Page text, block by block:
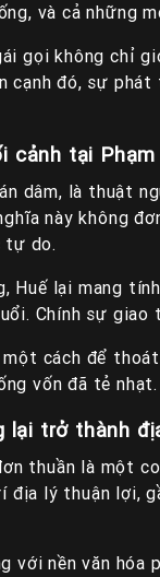
và cả những
gọi không chỉ
cạnh đó, sự
cảnh tại
dâm, là thuật
này không
tự do.
Huế lại mang
Chính sự
cách để
vốn đã tẻ nhạt.
lại trở thành
thuần là một
lý thuận lợi,
với nền văn